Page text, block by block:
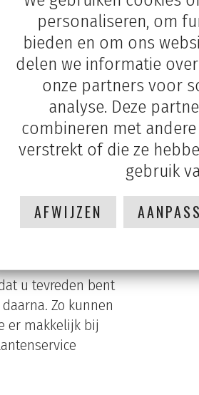
leggen we
allemaal
te weten komen.
we precies van u
ERJE Hekwerk.
vragen stellen of
ip-adres,
Dit doen wij op
deze
u tevreden bent
Zo kunnen
er makkelijk bij
personaliseren, om
bieden en om ons
delen we informatie
onze partners voor
analyse. Deze
combineren met
verstrekt of die ze
gebruik
AFWIJZEN